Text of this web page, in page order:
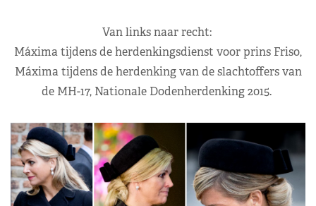
Van links naar recht:
Máxima tijdens de herdenkingsdienst voor prins Friso,
Máxima tijdens de herdenking van de slachtoffers van
de MH-17, Nationale Dodenherdenking 2015.